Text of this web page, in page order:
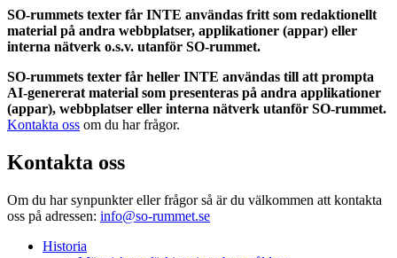
SO-rummets texter får INTE användas fritt som redaktionellt
material på andra webbplatser, applikationer (appar) eller
interna nätverk o.s.v. utanför SO-rummet.
SO-rummets texter får heller INTE användas till att prompta
AI-genererat material som presenteras på andra applikationer
(appar), webbplatser eller interna nätverk utanför SO-rummet.
Kontakta oss om du har frågor.
Kontakta oss
Om du har synpunkter eller frågor så är du välkommen att kontakta
oss på adressen: info@so-rummet.se
Historia